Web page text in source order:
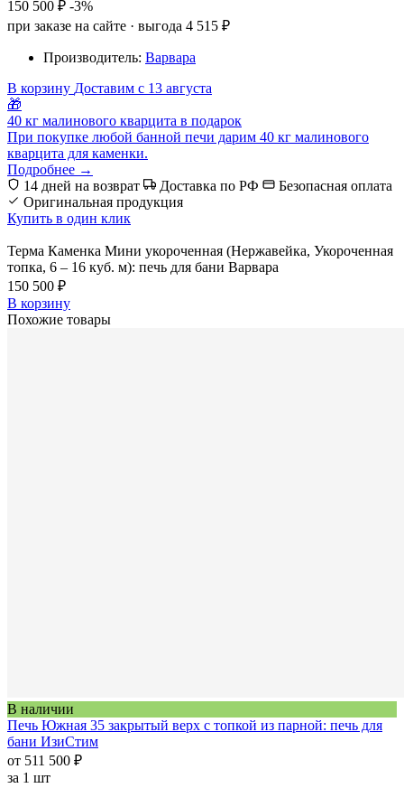
150 500 ₽ -3%
при заказе на сайте · выгода 4 515 ₽
Производитель: Варвара
В корзину Доставим с 13 августа
🎁
40 кг малинового кварцита в подарок
При покупке любой банной печи дарим 40 кг малинового
кварцита для каменки.
Подробнее →
14 дней на возврат
Доставка по РФ
Безопасная оплата
Оригинальная продукция
Купить в один клик
Терма Каменка Мини укороченная (Нержавейка, Укороченная
топка, 6 – 16 куб. м): печь для бани Варвара
150 500 ₽
В корзину
Похожие товары
В наличии
Печь Южная 35 закрытый верх с топкой из парной: печь для
бани ИзиСтим
от 511 500 ₽
за 1 шт